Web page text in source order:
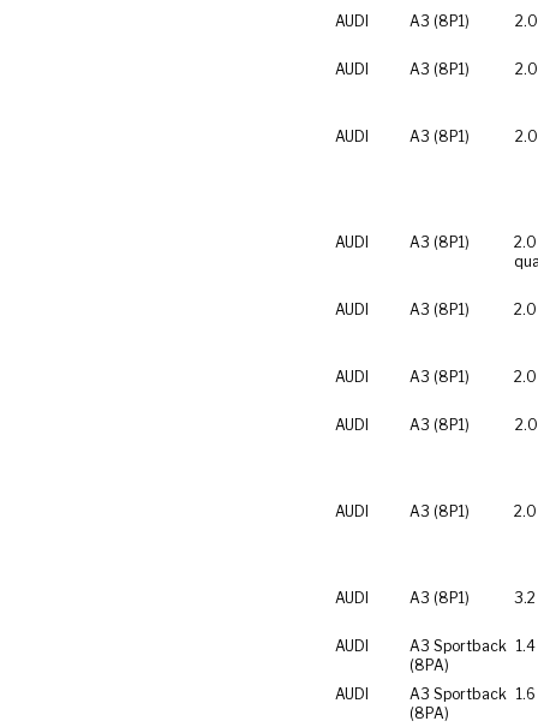
AUDI A3 (8P1)
AUDI A3 (8P1)
AUDI A3 (8P1)
AUDI A3 (8P1)
2.0
AUDI A3 (8P1)
AUDI A3 (8P1)
AUDI A3 (8P1)
AUDI A3 (8P1)
AUDI A3 (8P1)
AUDI
A3 Sportback
(8PA)
AUDI
A3 Sportback
(8PA)
1.6